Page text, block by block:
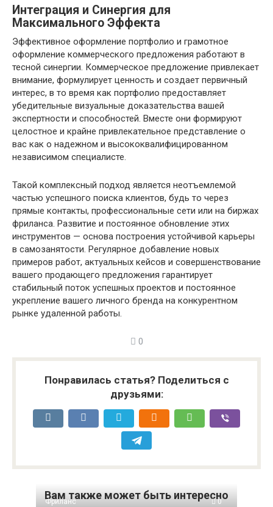
Интеграция и Синергия для
Максимального Эффекта
Эффективное оформление портфолио и грамотное
оформление коммерческого предложения работают в
тесной синергии. Коммерческое предложение привлекает
внимание, формулирует ценность и создает первичный
интерес, в то время как портфолио предоставляет
убедительные визуальные доказательства вашей
экспертности и способностей. Вместе они формируют
целостное и крайне привлекательное представление о
вас как о надежном и высококвалифицированном
независимом специалисте.
Такой комплексный подход является неотъемлемой
частью успешного поиска клиентов, будь то через
прямые контакты, профессиональные сети или на биржах
фриланса. Развитие и постоянное обновление этих
инструментов — основа построения устойчивой карьеры
в самозанятости. Регулярное добавление новых
примеров работ, актуальных кейсов и совершенствование
вашего продающего предложения гарантирует
стабильный поток успешных проектов и постоянное
укрепление вашего личного бренда на конкурентном
рынке удаленной работы.
0
Понравилась статья? Поделиться с
друзьями:
Вам также может быть интересно
Фриланс 0